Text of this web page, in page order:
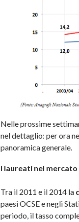
Nelle prossime
nel dettaglio: per ora
panoramica generale.
I laureati nel
Tra il 2011 e il 2014 la
paesi OCSE e negli
periodo, il tasso